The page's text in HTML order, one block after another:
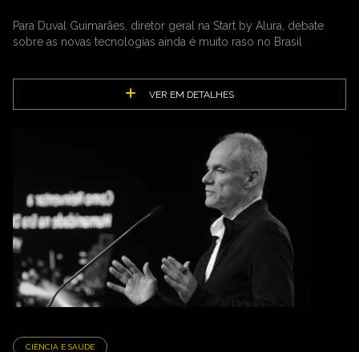
Para Duval Guimarães, diretor geral na Start by Alura, debate
sobre as novas tecnologias ainda é muito raso no Brasil
VER EM DETALHES
CIÊNCIA E SAÚDE